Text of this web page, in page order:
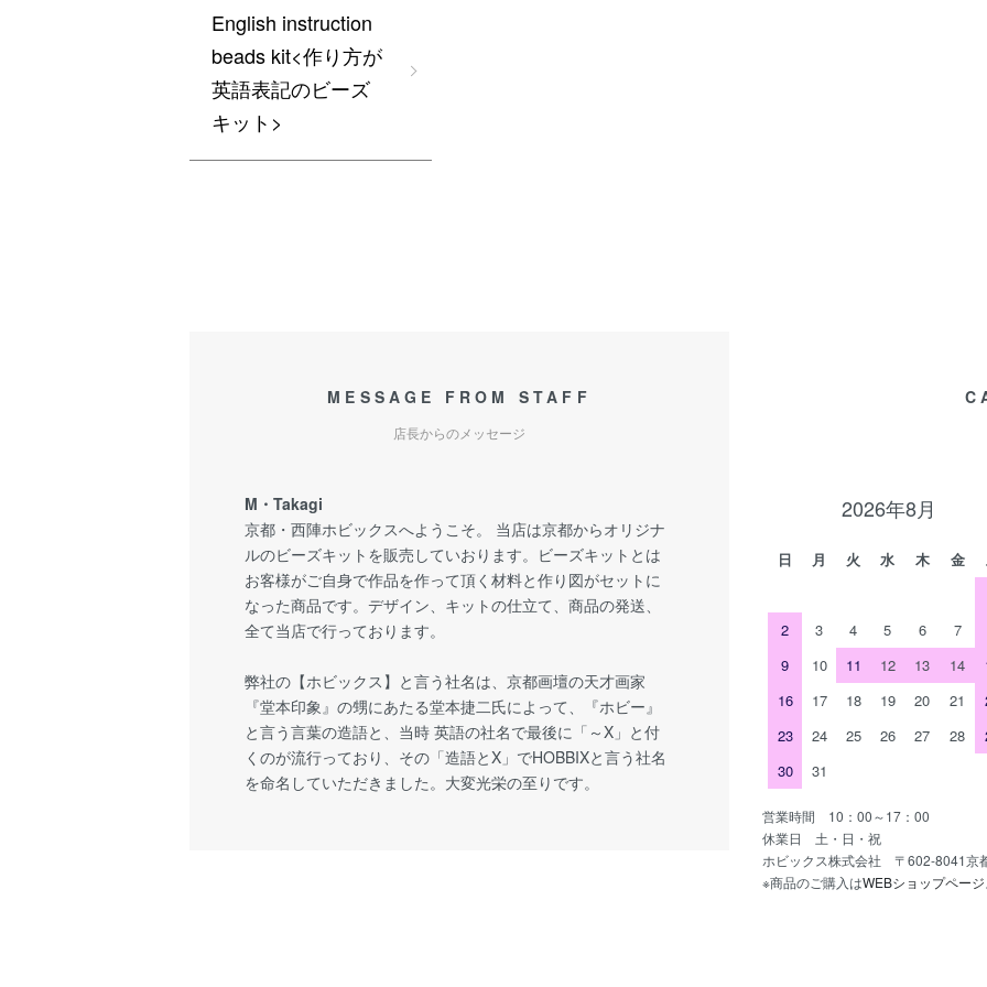
English instruction
beads kit<作り方が
英語表記のビーズ
キット>
MESSAGE FROM STAFF
店長からのメッセージ
M・Takagi
京都・西陣ホビックスへようこそ。 当店は京都からオリジナ
ルのビーズキットを販売していおります。ビーズキットとは
お客様がご自身で作品を作って頂く材料と作り図がセットに
なった商品です。デザイン、キットの仕立て、商品の発送、
全て当店で行っております。
弊社の【ホビックス】と言う社名は、京都画壇の天才画家
『堂本印象』の甥にあたる堂本捷二氏によって、『ホビー』
と言う言葉の造語と、当時 英語の社名で最後に「～X」と付
くのが流行っており、その「造語とX」でHOBBIXと言う社名
を命名していただきました。大変光栄の至りです。
2026年8月
日 月 火 水 木 金
2 3 4 5 6
7
9
10 11 12 13 14
16
17 18 19 20 21
23
24 25 26 27 28
30
31
営業時間 10：00～17：00
休業日 土・日・祝
ホビックス株式会社 〒602-8041京
※商品のご購入はWEBショップページ